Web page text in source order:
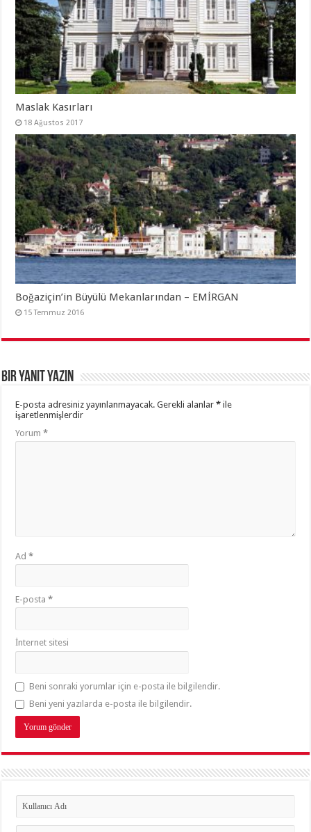
Maslak Kasırları
18 Ağustos 2017
Boğaziçin’in Büyülü Mekanlarından – EMİRGAN
15 Temmuz 2016
Bir yanıt yazın
E-posta adresiniz yayınlanmayacak. Gerekli alanlar* ile
işaretlenmişlerdir
Yorum*
Ad*
E-posta*
İnternet sitesi
Beni sonraki yorumlar için e-posta ile bilgilendir.
Beni yeni yazılarda e-posta ile bilgilendir.